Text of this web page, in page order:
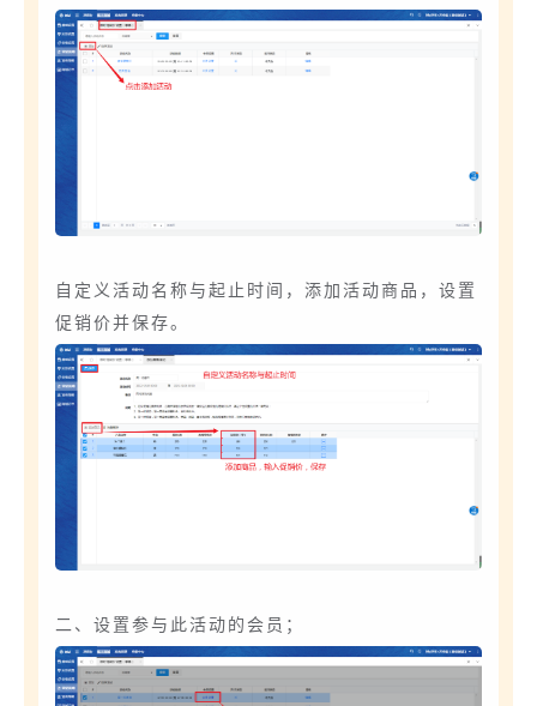
自定义活动名称与起止时间，添加活动商品，设置
促销价并保存。
二、设置参与此活动的会员；